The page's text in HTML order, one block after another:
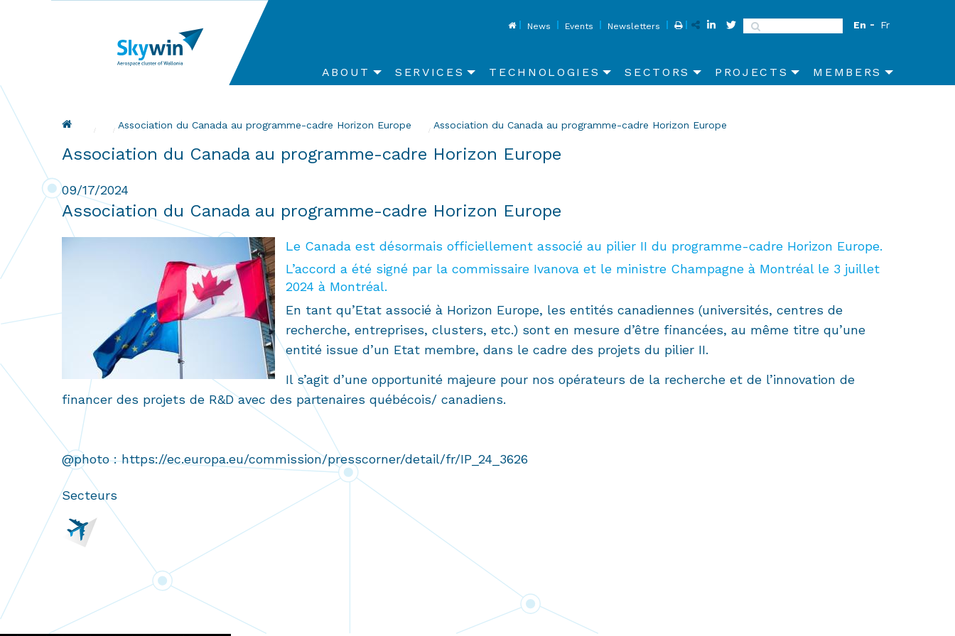
TopNews Events Newsletters Search En Fr
Main
ABOUT SERVICES TECHNOLOGIES SECTORS PROJECTS MEMBERS
BreadcrumbAssociation du Canada au programme-cadre Horizon Europe Current:
Association du Canada au programme-cadre Horizon Europe
Association du Canada au programme-cadre Horizon Europe
09/17/2024
Association du Canada au programme-cadre Horizon Europe
Le Canada est désormais officiellement associé au pilier II du programme-cadre Horizon Europe.
L’accord a été signé par la commissaire Ivanova et le ministre Champagne à Montréal le 3 juillet
2024 à Montréal.
En tant qu’Etat associé à Horizon Europe, les entités canadiennes (universités, centres de
recherche, entreprises, clusters, etc.) sont en mesure d’être financées, au même titre qu’une
entité issue d’un Etat membre, dans le cadre des projets du pilier II.
Il s’agit d’une opportunité majeure pour nos opérateurs de la recherche et de l’innovation de
financer des projets de R&D avec des partenaires québécois/ canadiens.
@photo : https://ec.europa.eu/commission/presscorner/detail/fr/IP_24_3626
Secteurs